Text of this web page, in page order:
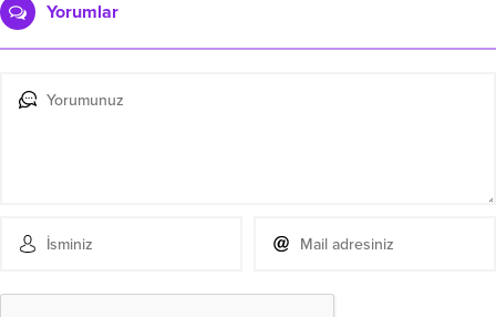
Yorumlar